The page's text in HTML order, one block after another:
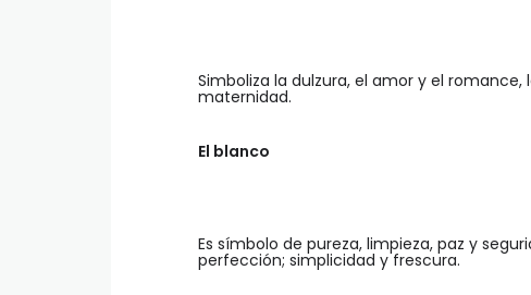
Simboliza la dulzura, el amor y el
maternidad.
El blanco
Es símbolo de pureza, limpieza, paz y
perfección; simplicidad y frescura.